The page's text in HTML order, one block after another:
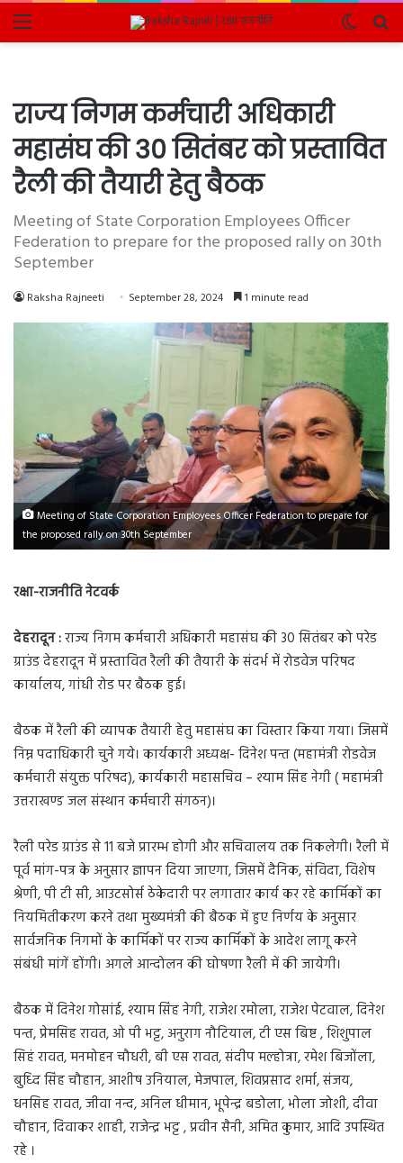
Menu
Switch
skin
राज्य निगम कर्मचारी अधिकारी
महासंघ की 30 सितंबर को प्रस्तावित
रैली की तैयारी हेतु बैठक
Meeting of State Corporation Employees Officer
Federation to prepare for the proposed rally on 30th
September
Raksha Rajneeti September 28, 2024 1 minute read
Meeting of State Corporation Employees Officer Federation to prepare for
the proposed rally on 30th September
रक्षा-राजनीति नेटवर्क
देहरादून :राज्य निगम कर्मचारी अधिकारी महासंघ की 30 सितंबर को परेड
ग्राउंड देहरादून में प्रस्तावित रैली की तैयारी के संदर्भ में रोडवेज परिषद
कार्यालय, गांधी रोड पर बैठक हुई।
बैठक में रैली की व्यापक तैयारी हेतु महासंघ का विस्तार किया गया। जिसमें
निम्न पदाधिकारी चुने गये। कार्यकारी अध्यक्ष- दिनेश पन्त (महामंत्री रोडवेज
कर्मचारी संयुक्त परिषद), कार्यकारी महासचिव – श्याम सिंह नेगी ( महामंत्री
उत्तराखण्ड जल संस्थान कर्मचारी संगठन)।
रैली परेड ग्राउंड से 11 बजे प्रारम्भ होगी और सचिवालय तक निकलेगी। रैली में
पूर्व मांग-पत्र के अनुसार ज्ञापन दिया जाएगा, जिसमें दैनिक, संविदा, विशेष
श्रेणी, पी टी सी, आउटसोर्स ठेकेदारी पर लगातार कार्य कर रहे कार्मिकों का
नियमितीकरण करने तथा मुख्यमंत्री की बैठक में हुए निर्णय के अनुसार
सार्वजनिक निगमों के कार्मिकों पर राज्य कार्मिकों के आदेश लागू करने
संबंधी मांगें होंगी। अगले आन्दोलन की घोषणा रैली में की जायेगी।
बैठक में दिनेश गोसांई, श्याम सिंह नेगी, राजेश रमोला, राजेश पेटवाल, दिनेश
पन्त, प्रेमसिह रावत, ओ पी भट्ट, अनुराग नौटियाल, टी एस बिष्ट , शिशुपाल
सिहं रावत, मनमोहन चौधरी, बी एस रावत, संदीप मल्होत्रा, रमेश बिजोंला,
बुध्दि सिंह चौहान, आशीष उनियाल, मेजपाल, शिवप्रसाद शर्मा, संजय,
धनसिह रावत, जीवा नन्द, अनिल धीमान, भूपेन्द्र बडोला, भोला जोशी, दीवा
चौहान, दिवाकर शाही, राजेन्द्र भट्ट , प्रवीन सैनी, अमित कुमार, आदि उपस्थित
रहे ।